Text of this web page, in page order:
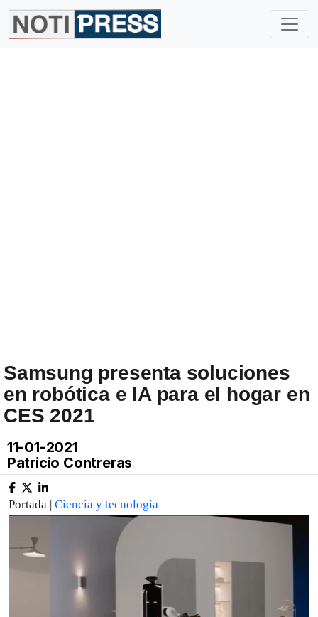
Samsung presenta soluciones
en robótica e IA para el hogar en
CES 2021
11-01-2021
Patricio Contreras
Portada | Ciencia y tecnología